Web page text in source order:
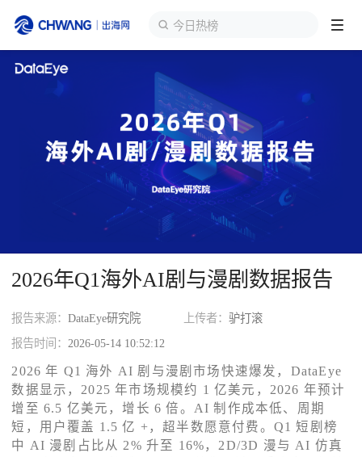
今日热榜
跨境展会
出海导航
出海交流群
了解出海网
2026年Q1海外AI剧与漫剧数据报告
报告来源：DataEye研究院 上传者： 驴打滚
报告时间： 2026-05-14 10:52:12
2026 年 Q1 海外 AI 剧与漫剧市场快速爆发，DataEye
数据显示，2025 年市场规模约 1 亿美元，2026 年预计
增至 6.5 亿美元，增长 6 倍。AI 制作成本低、周期
短，用户覆盖 1.5 亿 +，超半数愿意付费。Q1 短剧榜
中 AI 漫剧占比从 2% 升至 16%，2D/3D 漫与 AI 仿真